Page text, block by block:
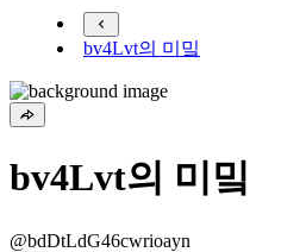
bv4Lvt의 미밐
bv4Lvt의 미밐
@bdDtLdG46cwrioayn